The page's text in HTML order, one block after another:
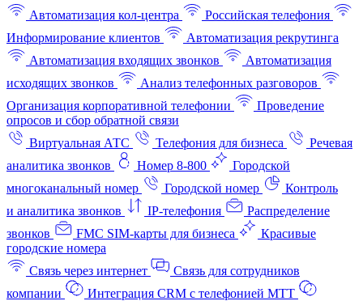
Автоматизация кол-центра
Российская телефония
Информирование клиентов
Автоматизация рекрутинга
Автоматизация входящих звонков
Автоматизация
исходящих звонков
Анализ телефонных разговоров
Организация корпоративной телефонии
Проведение
опросов и сбор обратной связи
Виртуальная АТС
Телефония для бизнеса
Речевая
аналитика звонков
Номер 8-800
Городской
многоканальный номер
Городской номер
Контроль
и аналитика звонков
IP-телефония
Распределение
звонков
FMC SIM-карты для бизнеса
Красивые
городские номера
Связь через интернет
Связь для сотрудников
компании
Интеграция CRM с телефонией МТТ